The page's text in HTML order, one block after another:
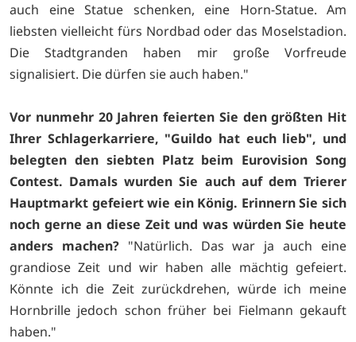
auch eine Statue schenken, eine Horn-Statue. Am
liebsten vielleicht fürs Nordbad oder das Moselstadion.
Die Stadtgranden haben mir große Vorfreude
signalisiert. Die dürfen sie auch haben."
Vor nunmehr 20 Jahren feierten Sie den größten Hit
Ihrer Schlagerkarriere, "Guildo hat euch lieb", und
belegten den siebten Platz beim Eurovision Song
Contest. Damals wurden Sie auch auf dem Trierer
Hauptmarkt gefeiert wie ein König. Erinnern Sie sich
noch gerne an diese Zeit und was würden Sie heute
anders machen? "Natürlich. Das war ja auch eine
grandiose Zeit und wir haben alle mächtig gefeiert.
Könnte ich die Zeit zurückdrehen, würde ich meine
Hornbrille jedoch schon früher bei Fielmann gekauft
haben."